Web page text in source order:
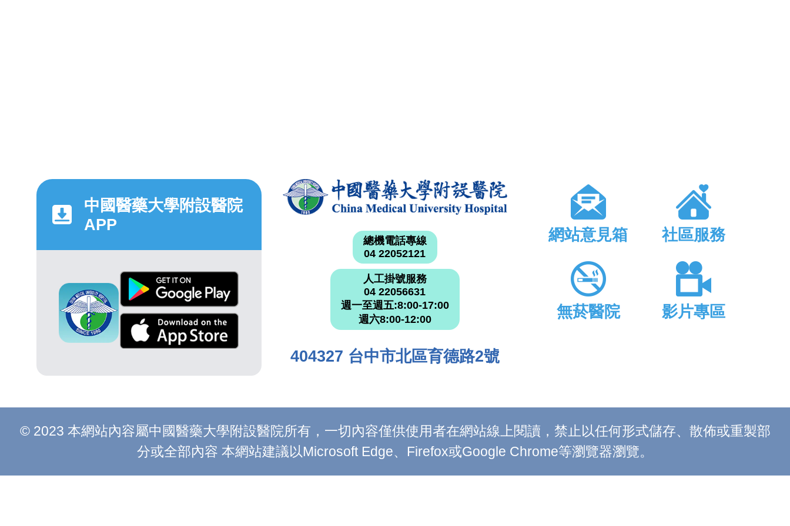
中國醫藥大學附設醫院
APP
總機電話專線
04 22052121
人工掛號服務
04 22056631
週一至週五:8:00-17:00
週六8:00-12:00
404327 台中市北區育德路2號
網站意見箱 社區服務
無菸醫院 影片專區
© 2023 本網站內容屬中國醫藥大學附設醫院所有，一切內容僅供使用者在網站線上閱讀，禁止以任何形式儲存、散佈或重製部
分或全部內容 本網站建議以Microsoft Edge、Firefox或Google Chrome等瀏覽器瀏覽。